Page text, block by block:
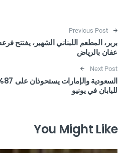
Post navigation
Previous Post
بربر، المطعم اللبناني الشهير، يفتتح
عفان بالرياض
Next Post
لليابان في يونيو
You Might Like